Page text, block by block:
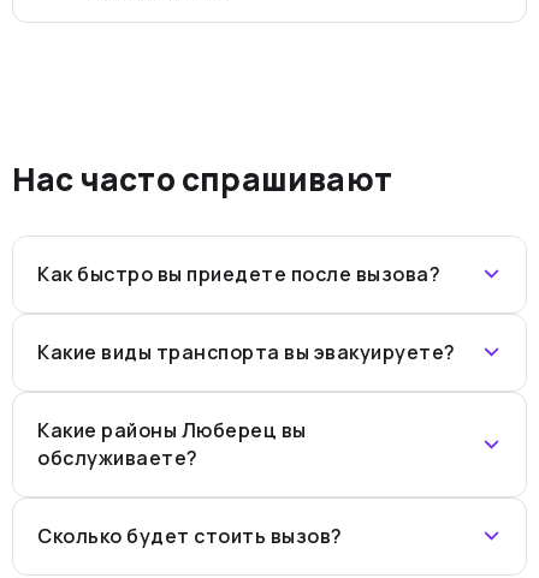
Нас часто спрашивают
Как быстро вы приедете после вызова?
Какие виды транспорта вы эвакуируете?
Какие районы Люберец вы
обслуживаете?
Сколько будет стоить вызов?